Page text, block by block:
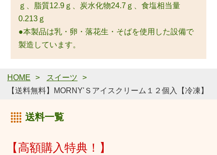
ｇ、脂質12.9ｇ、炭水化物24.7ｇ、食塩相当量
0.213ｇ
●本製品は乳・卵・落花生・そばを使用した設備で
製造しています。
HOME
スイーツ
【送料無料】MORNY'Ｓアイスクリーム１２個入【冷凍】
送料一覧
【高額購入特典！】